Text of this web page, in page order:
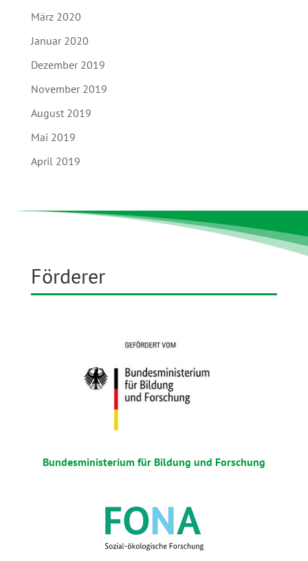
März 2020
Januar 2020
Dezember 2019
November 2019
August 2019
Mai 2019
April 2019
Förderer
Bundesministerium für Bildung und Forschung